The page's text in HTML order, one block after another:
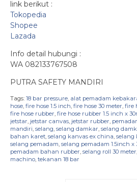
link berikut :
Tokopedia
Shopee
Lazada
Info detail hubungi :
WA 082133767508
PUTRA SAFETY MANDIRI
Tags: 18 bar pressure alat pemadam
hose fire hose 1.5 inch fire hose 30 meter fire
fire hose rubber fire hose rubber 1.5 inch x
jetstar jetstar canvas jetstar rubber
mandiri selang selang damkar selang
bahan karet selang kanvas ex china selang
selang pemadam selang pemadam 1.5inch
pemadam bahan rubber selang roll 30 meter
machino tekanan 18 bar